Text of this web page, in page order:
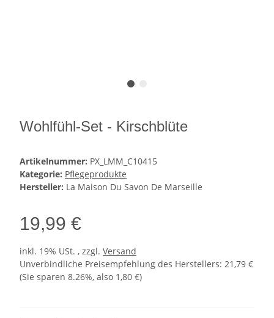
Wohlfühl-Set - Kirschblüte
Artikelnummer: PX_LMM_C10415
Kategorie: Pflegeprodukte
Hersteller: La Maison Du Savon De Marseille
19,99 €
inkl. 19% USt. , zzgl. Versand
Unverbindliche Preisempfehlung des Herstellers: 21,79 €
(Sie sparen 8.26%, also 1,80 €)